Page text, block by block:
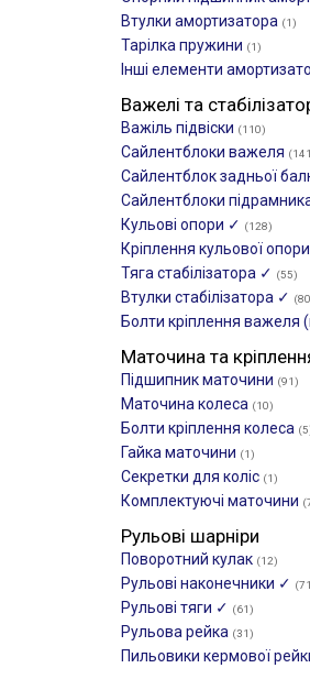
Втулки амортизатора (1)
Тарілка пружини (1)
Інші елементи
Важелі та
Важіль підвіски (110)
Сайлентблоки важеля
Сайлентблок задньої
Сайлентблоки
Кульові опори ✓ (128)
Кріплення кульової опори
Тяга стабілізатора ✓ (55)
Втулки стабілізатора ✓
Болти кріплення важеля
Маточина та
Підшипник маточини (91)
Маточина колеса (10)
Болти кріплення колеса
Гайка маточини (1)
Секретки для коліс (1)
Комплектуючі маточини
Рульові шарніри
Поворотний кулак (12)
Рульові наконечники ✓
Рульові тяги ✓ (61)
Рульова рейка (31)
Пильовики кермової